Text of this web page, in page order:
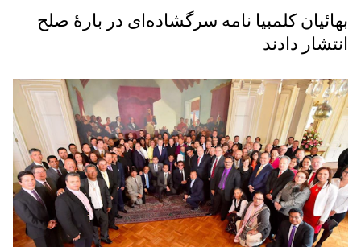
بهائیان کلمبیا نامه سرگشاده‌ای در بارۀ صلح
انتشار دادند